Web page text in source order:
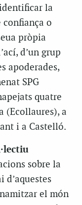
la
confiança o
pròpia
d’un grup
apoderades,
SPG
quatre
(Ecollaures), a
i a Castelló.
sobre la
d’aquestes
el món